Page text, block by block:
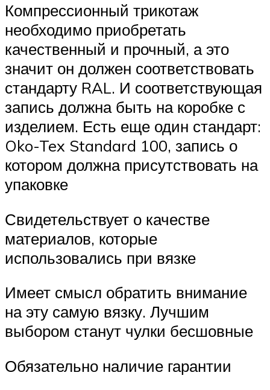
Компрессионный трикотаж
необходимо приобретать
качественный и прочный, а это
значит он должен соответствовать
стандарту RAL. И соответствующая
запись должна быть на коробке с
изделием. Есть еще один стандарт:
Oko-Tex Standard 100, запись о
котором должна присутствовать на
упаковке
Свидетельствует о качестве
материалов, которые
использовались при вязке
Имеет смысл обратить внимание
на эту самую вязку. Лучшим
выбором станут чулки бесшовные
Обязательно наличие гарантии